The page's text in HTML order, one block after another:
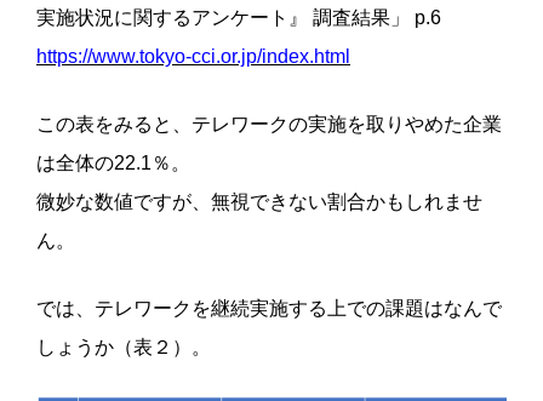
実施状況に関するアンケート』 調査結果」 p.6
https://www.tokyo-cci.or.jp/index.html
この表をみると、テレワークの実施を取りやめた企業
は全体の22.1％。
微妙な数値ですが、無視できない割合かもしれませ
ん。
では、テレワークを継続実施する上での課題はなんで
しょうか（表２）。